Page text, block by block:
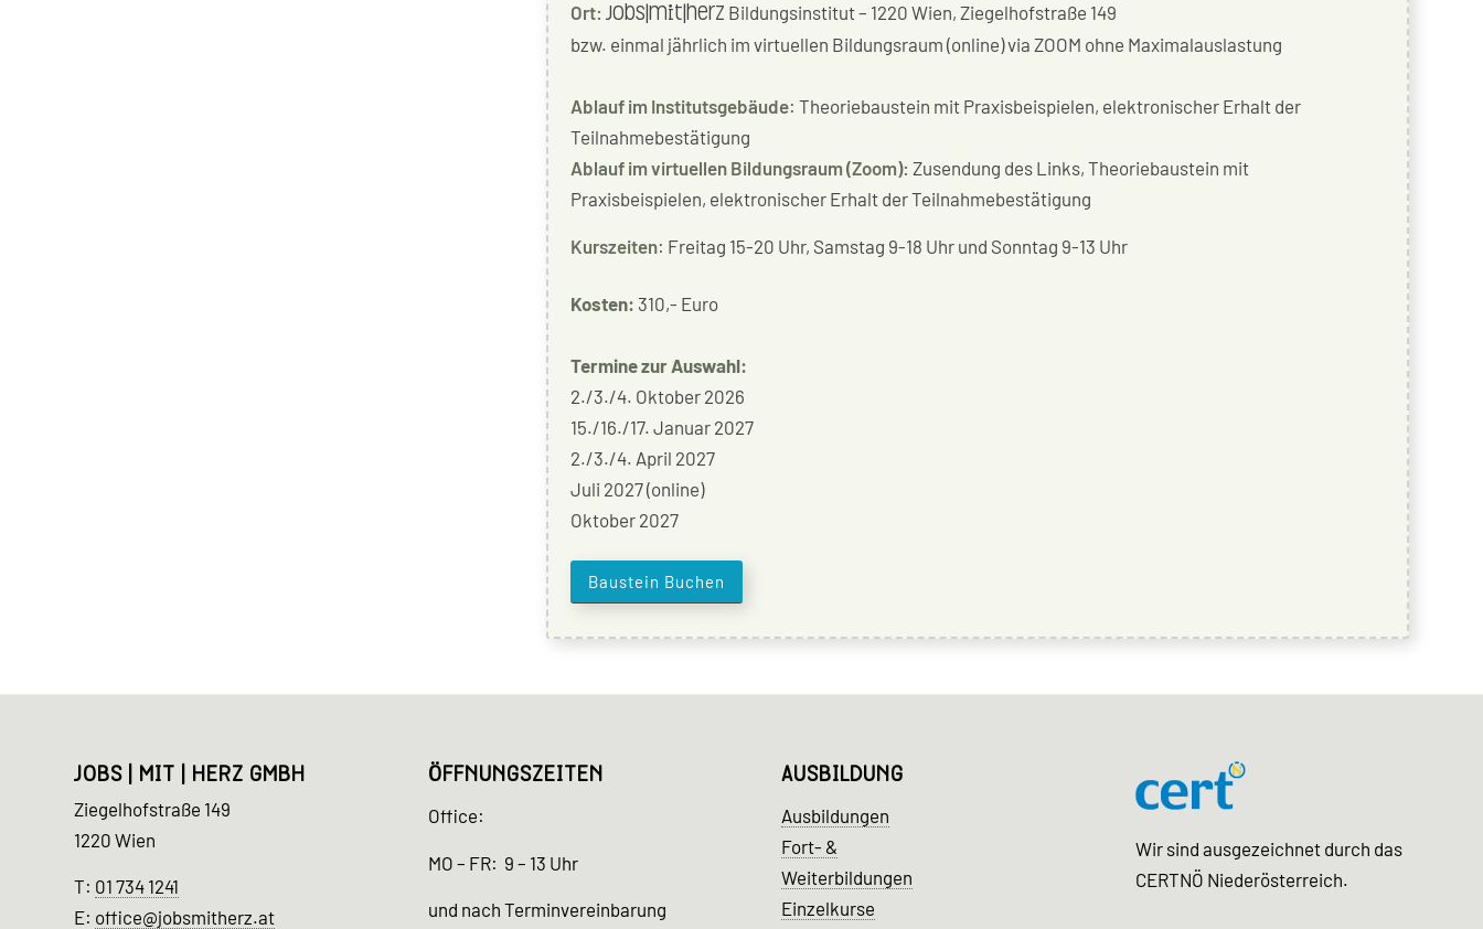
Ort: jobs|mit|herz Bildungsinstitut – 1220 Wien, Ziegelhofstraße 149
bzw. einmal jährlich im virtuellen Bildungsraum (online) via ZOOM ohne Maximalauslastung
Ablauf im Institutsgebäude: Theoriebaustein mit Praxisbeispielen, elektronischer Erhalt der
Teilnahmebestätigung
Ablauf im virtuellen Bildungsraum (Zoom): Zusendung des Links, Theoriebaustein mit
Praxisbeispielen, elektronischer Erhalt der Teilnahmebestätigung
Kurszeiten: Freitag 15-20 Uhr, Samstag 9-18 Uhr und Sonntag 9-13 Uhr
Kosten: 310,- Euro
Termine zur Auswahl:
2./3./4. Oktober 2026
15./16./17. Januar 2027
2./3./4. April 2027
Juli 2027 (online)
Oktober 2027
Baustein Buchen
JOBS | MIT | HERZ GMBH
Ziegelhofstraße 149
1220 Wien
T: 01 734 1241
E: office@jobsmitherz.at
ÖFFNUNGSZEITEN
Office:
MO – FR: 9 – 13 Uhr
und nach Terminvereinbarung
AUSBILDUNG
Ausbildungen
Fort- &
Weiterbildungen
Einzelkurse
Wir sind ausgezeichnet durch das
CERTNÖ Niederösterreich.